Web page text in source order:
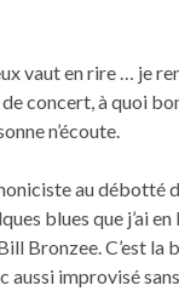
vaut en rire … je
de concert, à quoi
n’écoute.
au débotté
blues que j’ai
Bronzee. C’est la
aussi improvisé